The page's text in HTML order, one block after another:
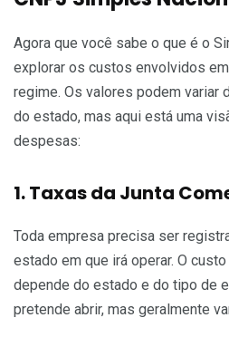
Agora que você sabe o que é o
explorar os custos envolvidos
regime. Os valores podem variar
do estado, mas aqui está uma
despesas:
1. Taxas da Junta
Toda empresa precisa ser
estado em que irá operar. O
depende do estado e do tipo de
pretende abrir, mas geralmente